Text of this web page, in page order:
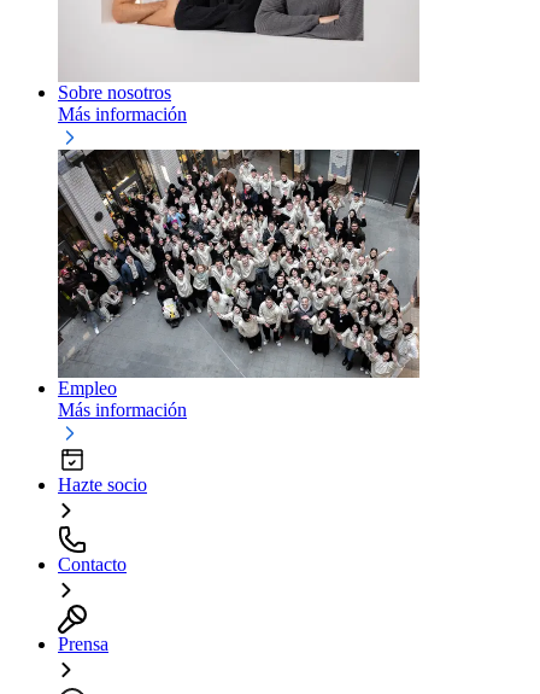
Sobre nosotros
Más información
Empleo
Más información
Hazte socio
Contacto
Prensa